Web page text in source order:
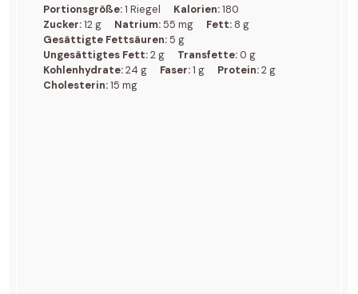
Portionsgröße:1 Riegel Kalorien:180
Zucker:12 g Natrium:55 mg Fett: 8 g
Gesättigte Fettsäuren:5 g
Ungesättigtes Fett:2 g Transfette:0 g
Kohlenhydrate:24 g Faser:1 g Protein:2 g
Cholesterin:15 mg